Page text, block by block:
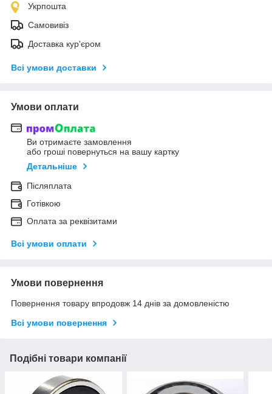
Укрпошта
Самовивіз
Доставка кур'єром
Всі умови доставки
Умови оплати
Ви отримаєте замовлення
або гроші повернуться на вашу картку
Детальніше
Післяплата
Готівкою
Оплата за реквізитами
Всі умови оплати
Умови повернення
Повернення товару впродовж 14 днів за домовленістю
Всі умови повернення
Подібні товари компанії